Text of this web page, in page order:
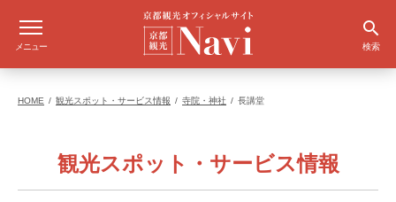
メニュー 検索
HOME 観光スポット・サービス情報 寺院・神社 長講堂
観光スポット・サービス情報